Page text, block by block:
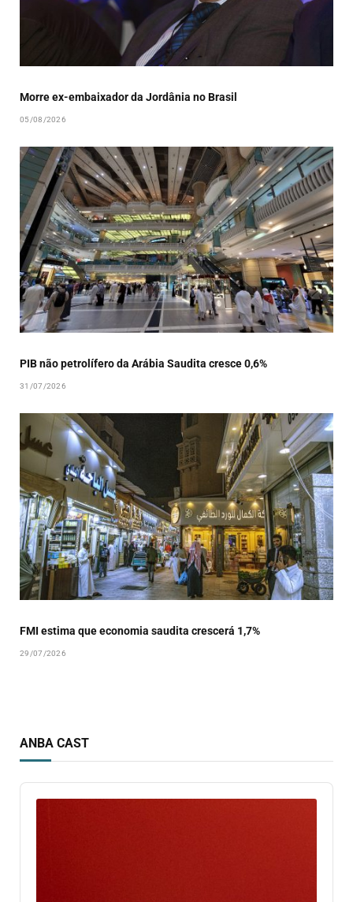
Morre ex-embaixador da Jordânia no Brasil
05/08/2026
PIB não petrolífero da Arábia Saudita cresce 0,6%
31/07/2026
FMI estima que economia saudita crescerá 1,7%
29/07/2026
ANBA CAST
Audio
Player